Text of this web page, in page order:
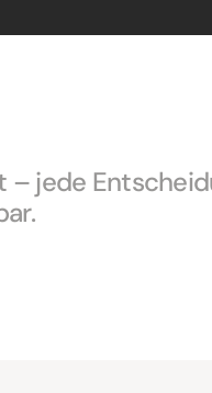
jede